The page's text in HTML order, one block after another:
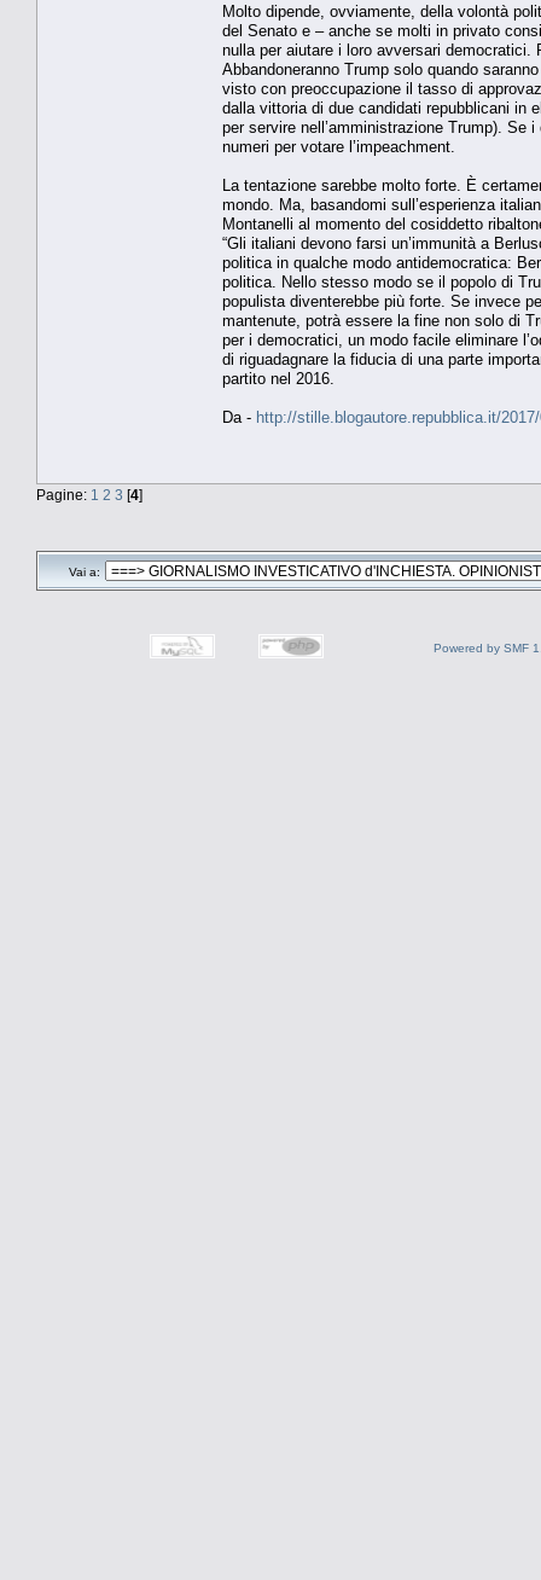
Molto dipende, ovviamente, della volontà
del Senato e – anche se molti in privato
nulla per aiutare i loro avversari
Abbandoneranno Trump solo quando
visto con preoccupazione il tasso di
dalla vittoria di due candidati repubblicani in
per servire nell’amministrazione Trump). Se
numeri per votare l’impeachment.
La tentazione sarebbe molto forte. È
mondo. Ma, basandomi sull’esperienza
Montanelli al momento del cosiddetto
“Gli italiani devono farsi un’immunità a
politica in qualche modo antidemocratica:
politica. Nello stesso modo se il popolo di
populista diventerebbe più forte. Se invece
mantenute, potrà essere la fine non solo di
per i democratici, un modo facile eliminare
di riguadagnare la fiducia di una parte
partito nel 2016.
Da - http://stille.blogautore.repubblica.it/
Pagine: 1 2 3 [4]
Vai a:
Powered by SMF